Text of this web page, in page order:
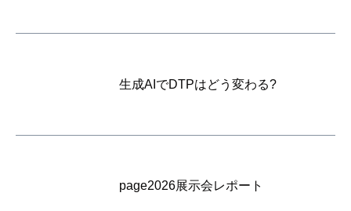
生成AIでDTPはどう変わる?
page2026展示会レポート